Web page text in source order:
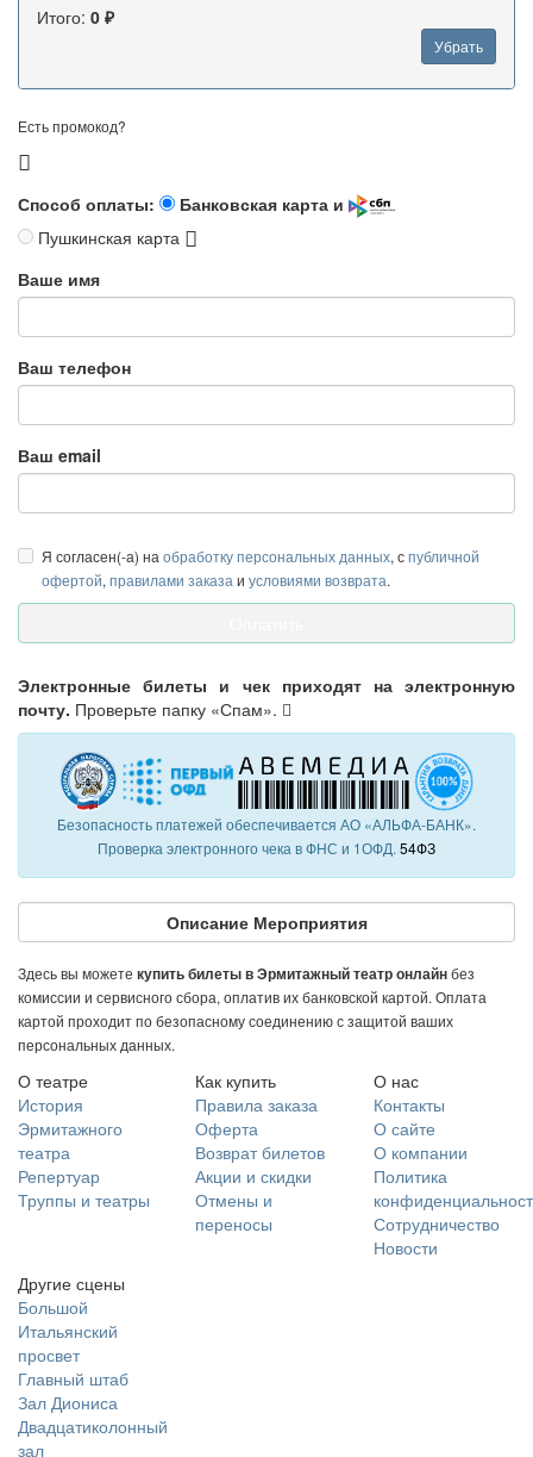
Итого: 0 ₽
Убрать
Есть промокод?
Способ оплаты:
Банковская карта и
Пушкинская карта
Ваше имя
Ваш телефон
Ваш email
Я согласен(-а) на обработку персональных данных, спубличной
офертой, правилами заказа и условиями возврата.
Электронные билеты и чек приходят на электронную
почту. Проверьте папку «Спам».
Безопасность платежей обеспечивается АО «АЛЬФА-БАНК».
Проверка электронного чека в ФНС и 1ОФД. 54ФЗ
Описание Мероприятия
Здесь вы можете купить билеты в Эрмитажный театр онлайнбез
комиссии и сервисного сбора, оплатив их банковской картой. Оплата
картой проходит по безопасному соединению с защитой ваших
персональных данных.
О театре
История
Эрмитажного
театра
Репертуар
Труппы и театры
Как купить
Правила заказа
Оферта
Возврат билетов
Акции и скидки
Отмены и
переносы
О нас
Контакты
О сайте
О компании
Политика
Сотрудничество
Новости
Другие сцены
Большой
Итальянский
просвет
Главный штаб
Зал Диониса
Двадцатиколонный
зал